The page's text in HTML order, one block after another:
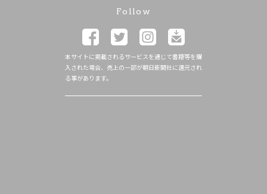
Follow
本サイトに掲載されるサービスを通じて書籍等を購
入された場合、売上の一部が朝日新聞社に還元され
る事があります。